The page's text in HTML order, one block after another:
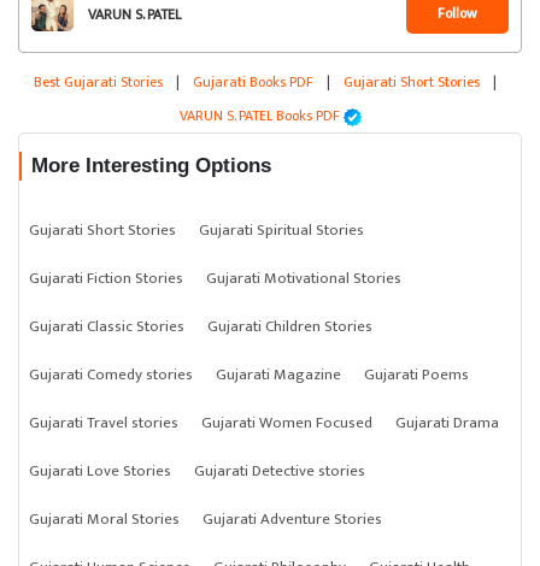
VARUN S. PATEL Follow
Best Gujarati Stories | Gujarati Books PDF | Gujarati Short Stories |
VARUN S. PATEL Books PDF
More Interesting Options
Gujarati Short Stories
Gujarati Spiritual Stories
Gujarati Fiction Stories
Gujarati Motivational Stories
Gujarati Classic Stories
Gujarati Children Stories
Gujarati Comedy stories
Gujarati Magazine
Gujarati Poems
Gujarati Travel stories
Gujarati Women Focused
Gujarati Drama
Gujarati Love Stories
Gujarati Detective stories
Gujarati Moral Stories
Gujarati Adventure Stories